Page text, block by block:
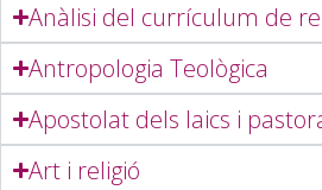
Anàlisi del currículum de
Antropologia Teològica
Apostolat dels laics i
Art i religió